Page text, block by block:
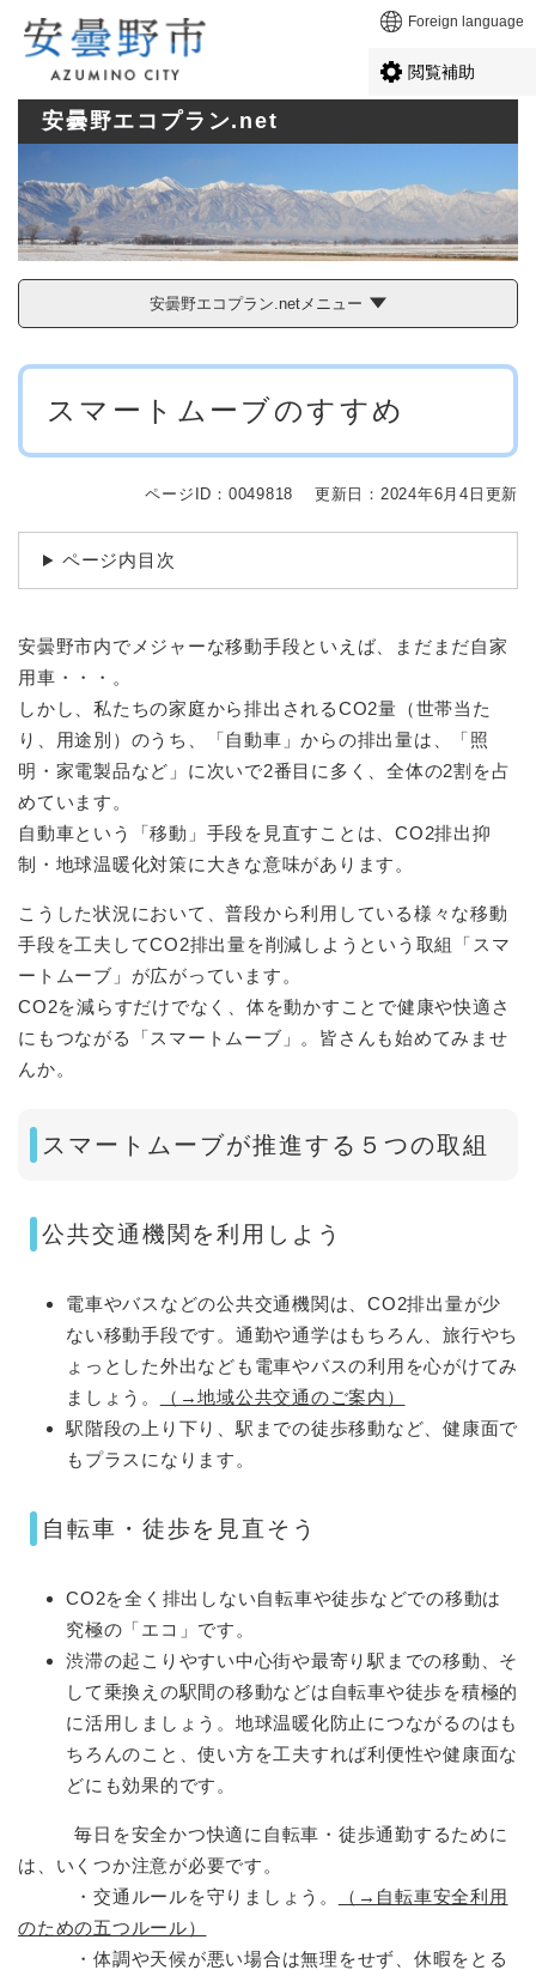
メニューを飛ばして本文へ Foreign language
閲覧補助
安曇野エコプラン.net
安曇野エコプラン.netメニュー
本
スマートムーブのすすめ
ページID：0049818 更新日：2024年6月4日更新
ページ内目次
安曇野市内でメジャーな移動手段といえば、まだまだ自家
用車・・・。
しかし、私たちの家庭から排出されるCO2量（世帯当た
り、用途別）のうち、「自動車」からの排出量は、「照
明・家電製品など」に次いで2番目に多く、全体の2割を占
めています。
​自動車という「移動」手段を見直すことは、CO2排出抑
制・地球温暖化対策に大きな意味があります。
こうした状況において、普段から利用している様々な移動
手段を工夫してCO2排出量を削減しようという取組「スマ
ートムーブ」が広がっています。
CO2を減らすだけでなく、体を動かすことで健康や快適さ
にもつながる「スマートムーブ」。皆さんも始めてみませ
んか。​
スマートムーブが推進する５つの取組
公共交通機関を利用しよう
電車やバスなどの公共交通機関は、CO2排出量が少
ない移動手段です。通勤や通学はもちろん、旅行やち
ょっとした外出なども電車やバスの利用を心がけてみ
ましょう。
（→地域公共交通のご案内）
駅階段の上り下り、駅までの徒歩移動など、健康面で
もプラスになります。
自転車・徒歩を見直そう
CO2を全く排出しない自転車や徒歩などでの移動は
究極の「エコ」です。
渋滞の起こりやすい中心街や最寄り駅までの移動、そ
して乗換えの駅間の移動などは自転車や徒歩を積極的
に活用しましょう。地球温暖化防止につながるのはも
ちろんのこと、使い方を工夫すれば利便性や健康面な
どにも効果的です。
毎日を安全かつ快適に自転車・徒歩通勤するために
は、いくつか注意が必要です。
・交通ルールを守りましょう。
（→自転車安全利用
のための五つルール）
・体調や天候が悪い場合は無理をせず、休暇をとる